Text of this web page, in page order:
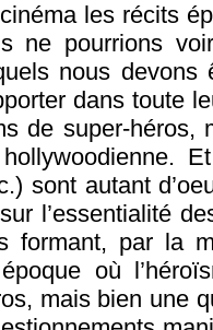
les récits
ne pourrions
nous devons
dans toute
de super-héros,
sont autant
l’essentialité
formant, par la
où
mais bien une